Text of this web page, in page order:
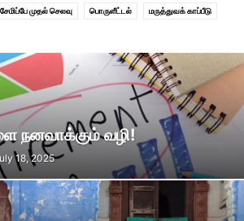
சேமிப்பே முதல் செலவு பொருளீட்டல் மருத்துவக் காப்பீடு
நனவாக்கும் வழி!
18, 2025